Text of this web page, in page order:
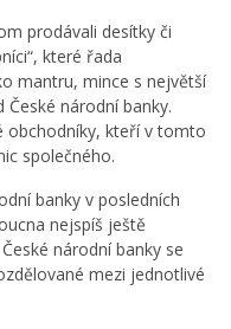
prodávali desítky či
které řada
mantru, mince s největší
národní banky.
obchodníky, kteří v tomto
společného.
banky v posledních
nejspíš ještě
národní banky se
mezi jednotlivé